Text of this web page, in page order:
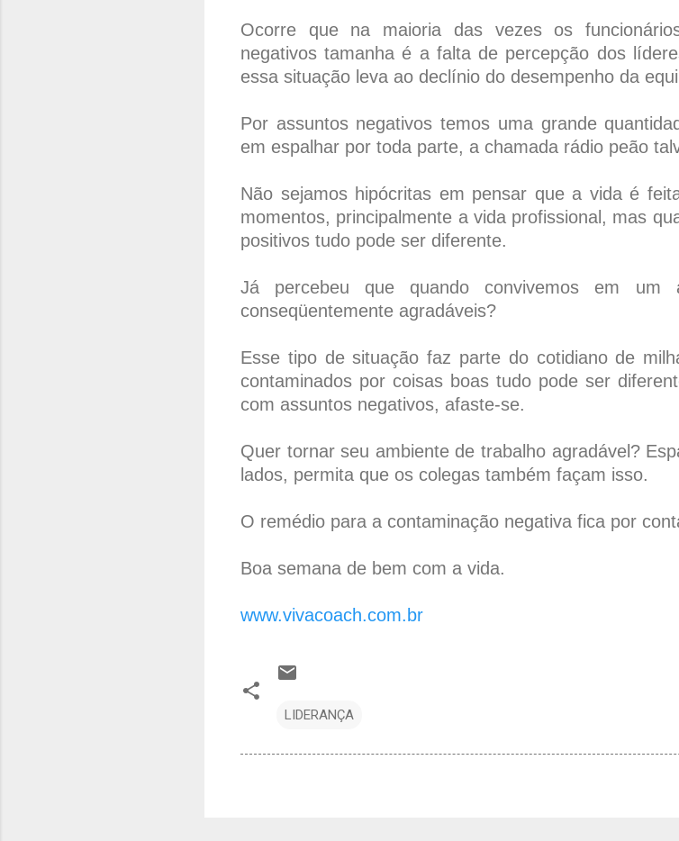
Ocorre que na maioria das vezes os
negativos tamanha é a falta de percepção dos
essa situação leva ao declínio do desempenho da
Por assuntos negativos temos uma grande
em espalhar por toda parte, a chamada rádio peão
Não sejamos hipócritas em pensar que a vida é
momentos, principalmente a vida profissional, mas
positivos tudo pode ser diferente.
Já percebeu que quando convivemos em um
conseqüentemente agradáveis?
Esse tipo de situação faz parte do cotidiano de
contaminados por coisas boas tudo pode ser
com assuntos negativos, afaste-se.
Quer tornar seu ambiente de trabalho agradável?
lados, permita que os colegas também façam isso.
O remédio para a contaminação negativa fica por
Boa semana de bem com a vida.
www.vivacoach.com.br
LIDERANÇA